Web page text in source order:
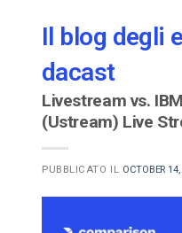
Il blog degli
dacast
Livestream vs.
(Ustream) Live
PUBBLICATO IL OCTOBER